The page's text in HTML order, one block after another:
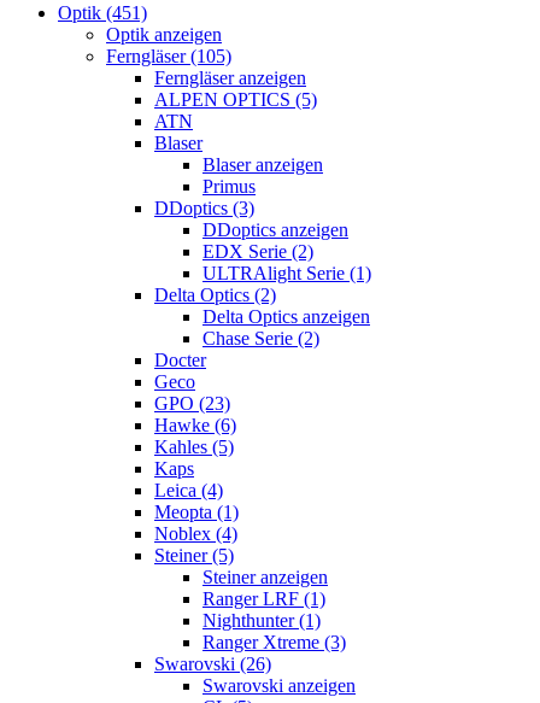
Optik (451)
Optik anzeigen
Ferngläser (105)
Ferngläser anzeigen
ALPEN OPTICS (5)
ATN
Blaser
Blaser anzeigen
Primus
DDoptics (3)
DDoptics anzeigen
EDX Serie (2)
ULTRAlight Serie (1)
Delta Optics (2)
Delta Optics anzeigen
Chase Serie (2)
Docter
Geco
GPO (23)
Hawke (6)
Kahles (5)
Kaps
Leica (4)
Meopta (1)
Noblex (4)
Steiner (5)
Steiner anzeigen
Ranger LRF (1)
Nighthunter (1)
Ranger Xtreme (3)
Swarovski (26)
Swarovski anzeigen